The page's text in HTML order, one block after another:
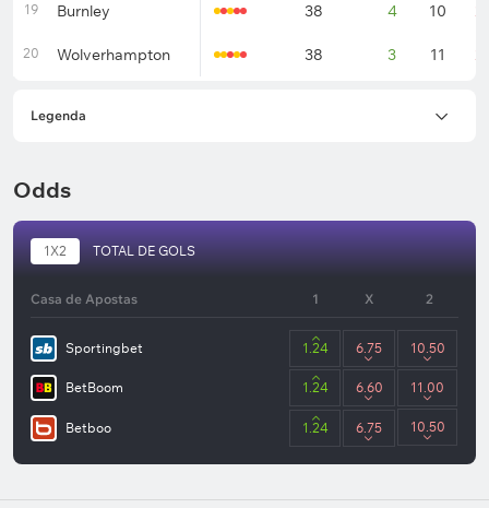
19 Burnley 38 4 10
20 Wolverhampton 38 3 11
Legenda
Odds
1X2 TOTAL DE GOLS
Casa de Apostas 1 X 2
Sportingbet 1.24 6.75 10.50
BetBoom 1.24 6.60 11.00
Betboo 1.24 6.75 10.50